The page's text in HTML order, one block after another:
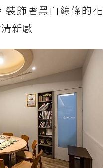
裝飾著黑白線條的花
新感